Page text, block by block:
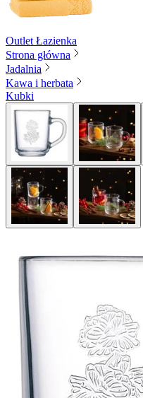
Outlet Łazienka
Strona główna
Jadalnia
Kawa i herbata
Kubki